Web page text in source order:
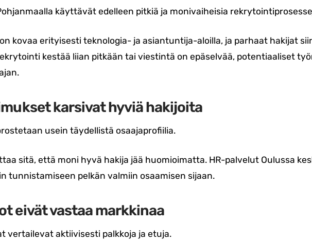
käyttävät edelleen pitkiä ja monivaiheisia
kovaa erityisesti teknologia- ja asiantuntija-aloilla, ja parhaat hakijat
kestää liian pitkään tai viestintä on epäselvää, potentiaaliset
karsivat hyviä hakijoita
usein täydellistä osaajaprofiilia.
sitä, että moni hyvä hakija jää huomioimatta. HR-palvelut Oulussa
tunnistamiseen pelkän valmiin osaamisen sijaan.
eivät vastaa markkinaa
vertailevat aktiivisesti palkkoja ja etuja.